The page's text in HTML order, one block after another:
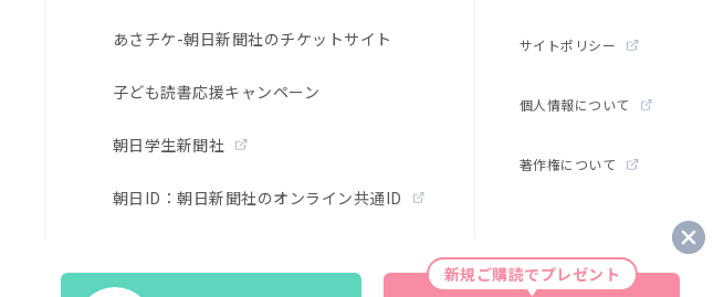
新規ご購読でプレゼント
あさチケ-朝日新聞社のチケットサイト
子ども読書応援キャンペーン
朝日学生新聞社
朝日ID：朝日新聞社のオンライン共通ID
サイトポリシー
個人情報について
著作権について